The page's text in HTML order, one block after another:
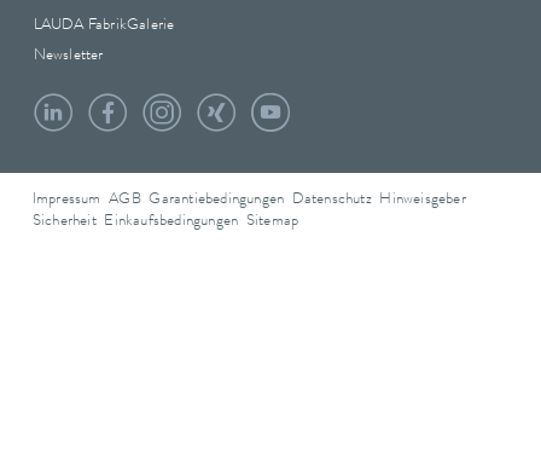
LAUDA FabrikGalerie
Newsletter
Impressum AGB Garantiebedingungen Datenschutz Hinweisgeber
Sicherheit Einkaufsbedingungen Sitemap